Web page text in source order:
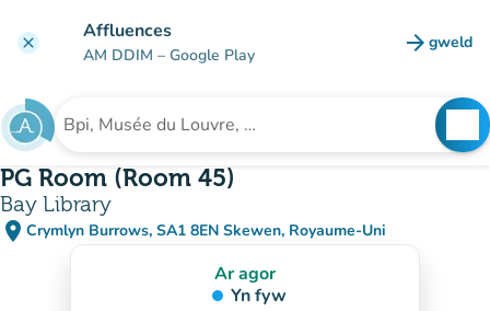
clear Affluences
AM DDIM – Google Play arrow_forward gweld
(tab
Chwilio am sefydliad
PG Room (Room 45)
Bay Library
place Crymlyn Burrows, SA1 8EN Skewen, Royaume-Uni
(agor yn Google Maps)
(tab newydd)
Ar agor
Yn fyw